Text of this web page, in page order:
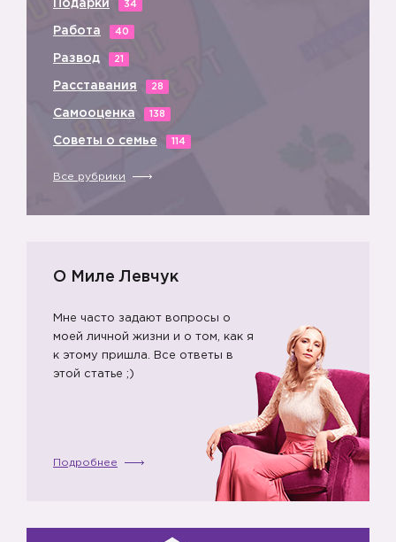
Подарки 34
Работа 40
Развод 21
Расставания 28
Самооценка 138
Советы о семье 114
Все рубрики
О Миле Левчук
Мне часто задают вопросы о
моей личной жизни и о том, как я
к этому пришла. Все ответы в
этой статье ;)
Подробнее